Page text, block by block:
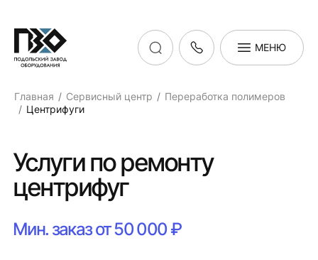
МЕНЮ
Главная Сервисный центр
Переработка полимеров
Центрифуги
Услуги по ремонту
центрифуг
Мин. заказ от 50 000 ₽